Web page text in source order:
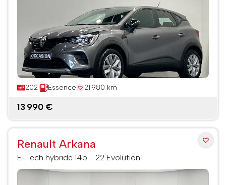
2021 Essence 21 980 km
13 990 €
Renault Arkana
E-Tech hybride 145 - 22 Evolution